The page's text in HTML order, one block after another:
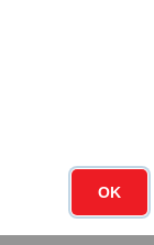
OK